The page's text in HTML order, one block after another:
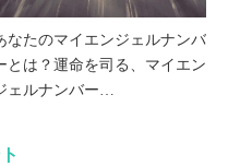
なたのマイエンジェルナンバ
とは？運命を司る、マイエン
ェルナンバー…